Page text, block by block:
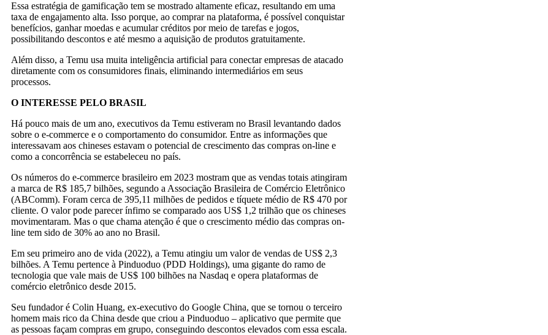
Essa estratégia de gamificação tem se mostrado altamente eficaz, resultando em uma
taxa de engajamento alta. Isso porque, ao comprar na plataforma, é possível conquistar
benefícios, ganhar moedas e acumular créditos por meio de tarefas e jogos,
possibilitando descontos e até mesmo a aquisição de produtos gratuitamente.
Além disso, a Temu usa muita inteligência artificial para conectar empresas de atacado
diretamente com os consumidores finais, eliminando intermediários em seus
processos.
O INTERESSE PELO BRASIL
Há pouco mais de um ano, executivos da Temu estiveram no Brasil levantando dados
sobre o e-commerce e o comportamento do consumidor. Entre as informações que
interessavam aos chineses estavam o potencial de crescimento das compras on-line e
como a concorrência se estabeleceu no país.
Os números do e-commerce brasileiro em 2023 mostram que as vendas totais atingiram
a marca de R$ 185,7 bilhões, segundo a Associação Brasileira de Comércio Eletrônico
(ABComm). Foram cerca de 395,11 milhões de pedidos e tíquete médio de R$ 470 por
cliente. O valor pode parecer ínfimo se comparado aos US$ 1,2 trilhão que os chineses
movimentaram. Mas o que chama atenção é que o crescimento médio das compras on-
line tem sido de 30% ao ano no Brasil.
Em seu primeiro ano de vida (2022), a Temu atingiu um valor de vendas de US$ 2,3
bilhões. A Temu pertence à Pinduoduo (PDD Holdings), uma gigante do ramo de
tecnologia que vale mais de US$ 100 bilhões na Nasdaq e opera plataformas de
comércio eletrônico desde 2015.
Seu fundador é Colin Huang, ex-executivo do Google China, que se tornou o terceiro
homem mais rico da China desde que criou a Pinduoduo – aplicativo que permite que
as pessoas façam compras em grupo, conseguindo descontos elevados com essa escala.